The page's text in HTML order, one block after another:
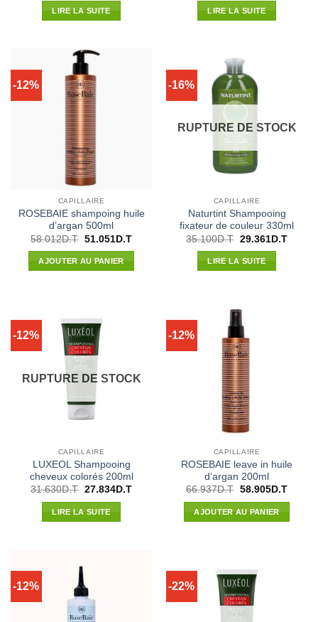
initial
était :
LIRE LA SUITE
initial
était :
LIRE LA SUITE
-12%
CAPILLAIRE
ROSEBAIE shampoing huile
d’argan 500ml
58.012D.T Le
initial
était :
51.051D.TLe
AJOUTER AU PANIER
-16%
RUPTURE DE STOCK
CAPILLAIRE
Naturtint Shampooing
fixateur de couleur 330ml
35.100D.T Le
initial
était :
29.361D.TLe
LIRE LA SUITE
-12%
RUPTURE DE STOCK
CAPILLAIRE
LUXEOL Shampooing
cheveux colorés 200ml
31.630D.T Le
initial
était :
27.834D.TLe
LIRE LA SUITE
-12%
CAPILLAIRE
ROSEBAIE leave in huile
d’argan 200ml
66.937D.T Le
initial
était :
58.905D.TLe
AJOUTER AU PANIER
-12% -22%